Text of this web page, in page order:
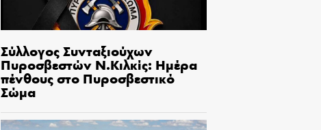
Σύλλογος Συνταξιούχων
Πυροσβεστών Ν.Κιλκίς: Ημέρα
πένθους στο Πυροσβεστικό
Σώμα